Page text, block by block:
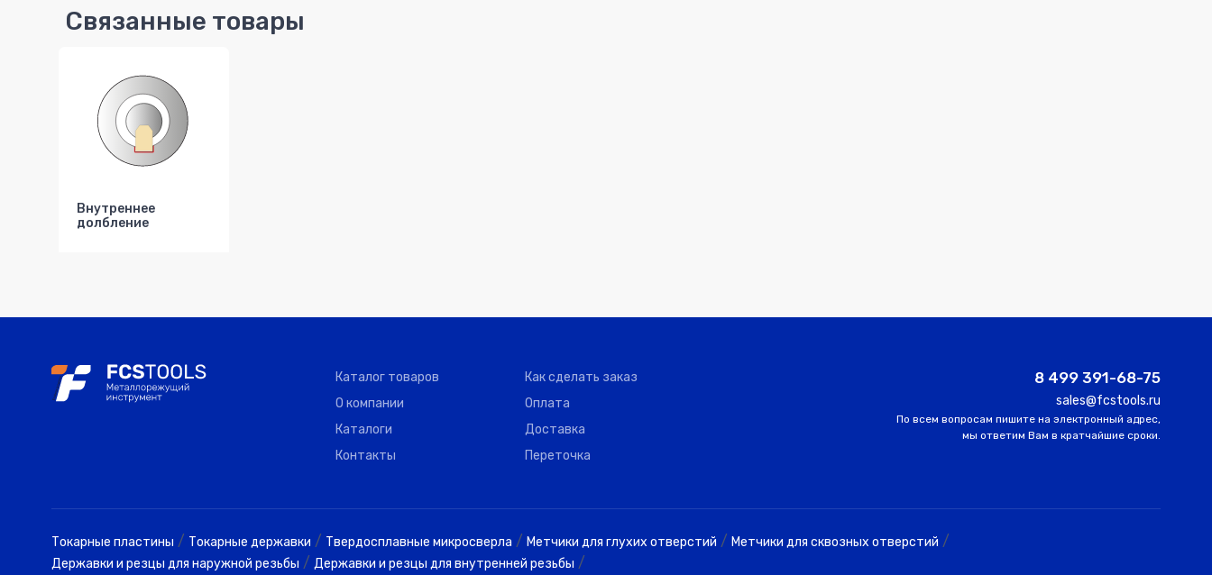
Связанные товары
Внутреннее
долбление
Каталог товаров
О компании
Каталоги
Контакты
Как сделать заказ
Оплата
Доставка
Переточка
8 499 391-68-75
sales@fcstools.ru
По всем вопросам пишите на электронный адрес,
мы ответим Вам в кратчайшие сроки.
Токарные пластины / Токарные державки / Твердосплавные микросверла / Метчики для глухих отверстий / Метчики для сквозных отверстий /
Державки и резцы для наружной резьбы / Державки и резцы для внутренней резьбы /